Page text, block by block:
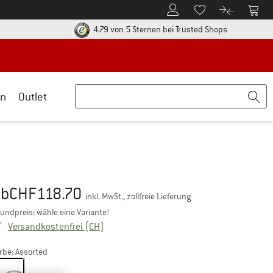
Zum KundenkontoZum Merkzettel.
Zum Zum
hier zu den Rückgabe-Richtlinien Öffnet sich in einer Infobox
4.79 von 5 Sternen bei Trusted ShopsFinde alle
Outlet
CHF118.70 inkl. MwSt., zollfreie Lieferung
wähle eine Variante!
Versandkostenfrei (CH)
Assorted